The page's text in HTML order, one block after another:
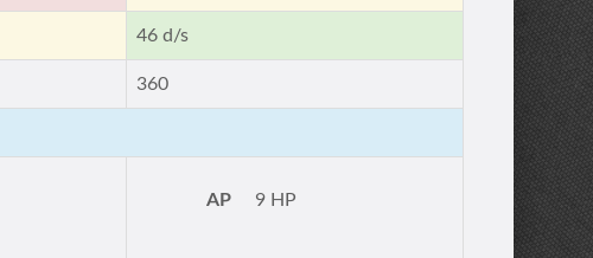
46 d/s
360
AP 9 HP